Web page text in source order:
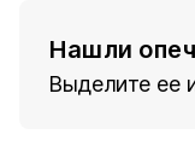
Нашли
Выделите ее